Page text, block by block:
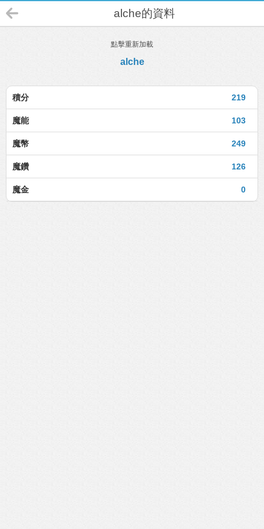
alche的資料
點擊重新加載
alche
219
積分
103
魔能
249
魔幣
126
魔鑽
0
魔金